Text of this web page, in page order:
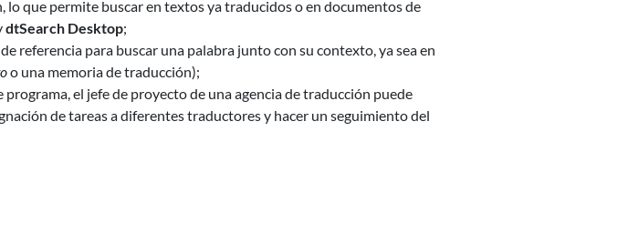
que permite buscar en textos ya traducidos o en documentos de
dtSearch Desktop;
referencia para buscar una palabra junto con su contexto, ya sea en
o una memoria de traducción);
programa, el jefe de proyecto de una agencia de traducción puede
de tareas a diferentes traductores y hacer un seguimiento del